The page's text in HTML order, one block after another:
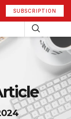
SUBSCRIPTION